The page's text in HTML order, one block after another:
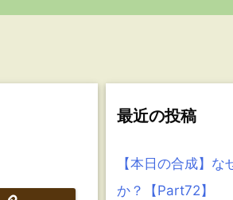
最近の投稿
【本日の合成】
か？【Part72】